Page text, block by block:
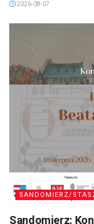
2026-08-07
SANDOMIERZ/
Sandomierz: